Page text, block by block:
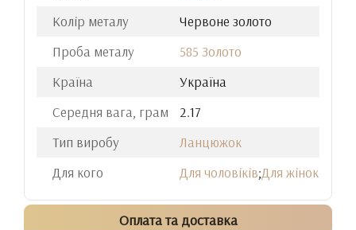
Колір металу
Червоне золото
Проба металу
585 Золото
Країна
Україна
Середня вага, грам
2.17
Тип виробу
Ланцюжок
Для кого
Для чоловіків;Для жінок
Оплата та доставка